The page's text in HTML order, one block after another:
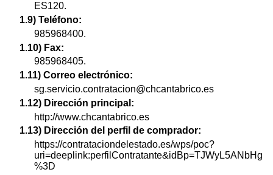
ES120.
1.9) Teléfono:
985968400.
1.10) Fax:
985968405.
1.11) Correo electrónico:
sg.servicio.contratacion@chcantabrico.es
1.12) Dirección principal:
http://www.chcantabrico.es
1.13) Dirección del perfil de comprador:
https://contrataciondelestado.es/wps/poc?
uri=deeplink:perfilContratante&idBp=TJWyL5ANbHg
%3D